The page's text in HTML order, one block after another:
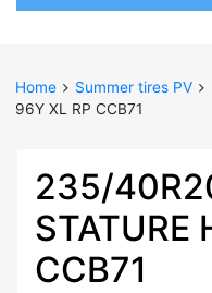
Home Summer tires PV
96Y XL RP CCB71
235/
STATURE
CCB71